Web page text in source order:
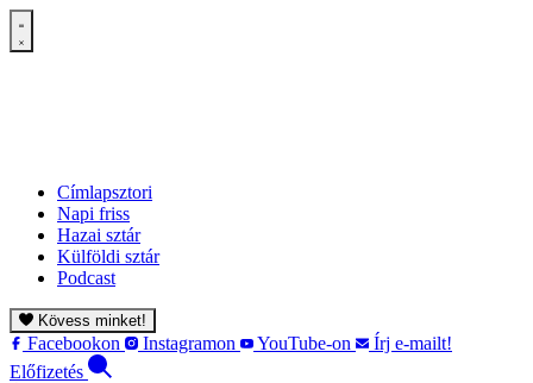
Címlapsztori
Napi friss
Hazai sztár
Külföldi sztár
Podcast
Kövess minket!
Facebookon Instagramon YouTube-on
Írj e-mailt!
Előfizetés